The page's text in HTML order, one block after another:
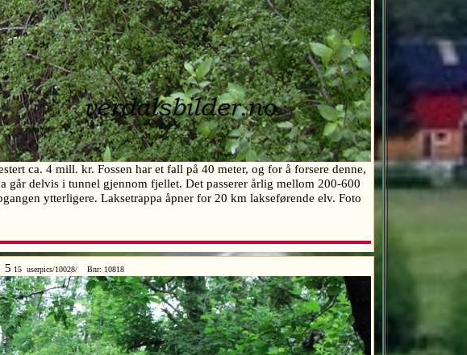
ca. 4 mill. kr. Fossen har et fall på 40 meter, og for å forsere denne,
går delvis i tunnel gjennom fjellet. Det passerer årlig mellom 200-600
ytterligere. Laksetrappa åpner for 20 km lakseførende elv. Foto
5 15 userpics/10028/ Bnr: 10818